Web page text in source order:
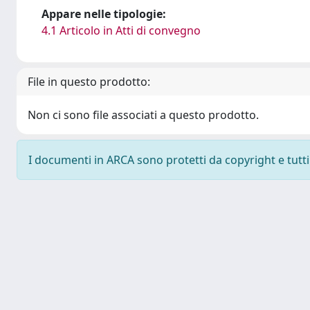
Appare nelle tipologie:
4.1 Articolo in Atti di convegno
File in questo prodotto:
Non ci sono file associati a questo prodotto.
I documenti in ARCA sono protetti da copyright e